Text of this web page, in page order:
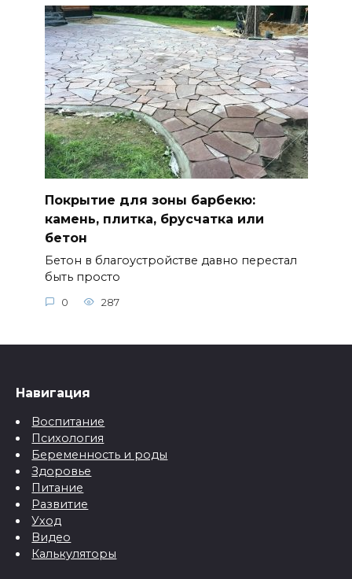
Покрытие для зоны барбекю:
камень, плитка, брусчатка или
бетон
Бетон в благоустройстве давно перестал
быть просто
0 287
Навигация
Воспитание
Психология
Беременность и роды
Здоровье
Питание
Развитие
Уход
Видео
Калькуляторы